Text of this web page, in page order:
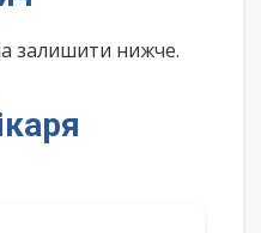
залишити нижче.